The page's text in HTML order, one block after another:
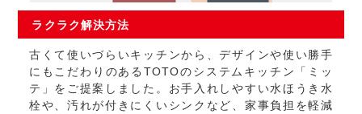
ラクラク解決方法
古くて使いづらいキッチンから、デザインや使い勝手
にもこだわりのあるTOTOのシステムキッチン「ミッ
テ」をご提案しました。お手入れしやすい水ほうき水
栓や、汚れが付きにくいシンクなど、家事負担を軽減